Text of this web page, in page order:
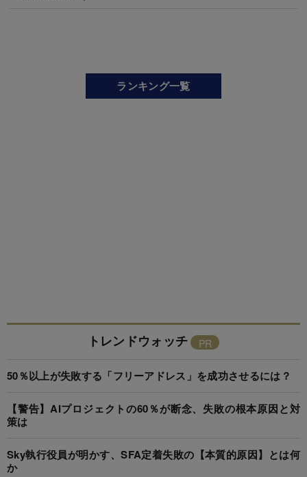
ランキング一覧
トレンドウォッチ
50％以上が失敗する「フリーアドレス」を成功させるには？
【警告】AIプロジェクトの60％が断念、失敗の根本原因と対
策は
Sky執行役員が明かす、SFA定着失敗の【本質的原因】とは何
か